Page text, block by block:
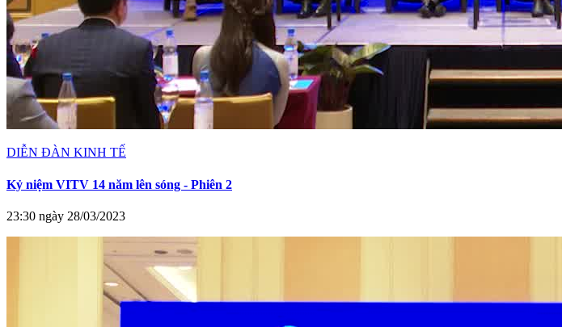
DIỄN ĐÀN KINH TẾ
Kỷ niệm VITV 14 năm lên sóng - Phiên 2
23:30 ngày 28/03/2023